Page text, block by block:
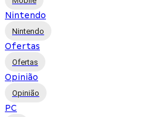
Nintendo
Nintendo
Ofertas
Ofertas
Opinião
Opinião
PC